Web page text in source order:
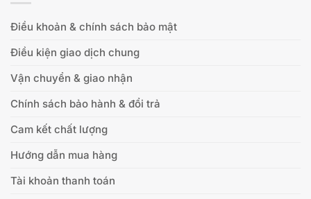
Điều khoản & chính sách bảo mật
Điều kiện giao dịch chung
Vận chuyển & giao nhận
Chính sách bảo hành & đổi trả
Cam kết chất lượng
Hướng dẫn mua hàng
Tài khoản thanh toán